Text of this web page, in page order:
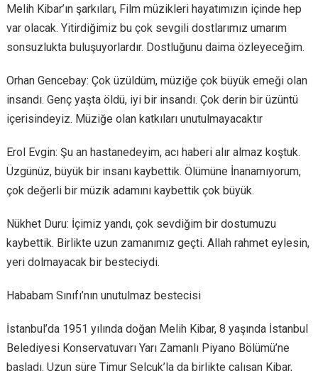
Melih Kibar’ın şarkıları, Film müzikleri hayatımızın içinde hep
var olacak. Yitirdiğimiz bu çok sevgili dostlarımız umarım
sonsuzlukta buluşuyorlardır. Dostluğunu daima özleyeceğim.
Orhan Gencebay: Çok üzüldüm, müziğe çok büyük emeği olan
insandı. Genç yaşta öldü, iyi bir insandı. Çok derin bir üzüntü
içerisindeyiz. Müziğe olan katkıları unutulmayacaktır
Erol Evgin: Şu an hastanedeyim, acı haberi alır almaz koştuk.
Üzgünüz, büyük bir insanı kaybettik. Ölümüne İnanamıyorum,
çok değerli bir müzik adamını kaybettik çok büyük.
Nükhet Duru: İçimiz yandı, çok sevdiğim bir dostumuzu
kaybettik. Birlikte uzun zamanımız geçti. Allah rahmet eylesin,
yeri dolmayacak bir besteciydi.
Hababam Sınıfı’nın unutulmaz bestecisi
İstanbul’da 1951 yılında doğan Melih Kibar, 8 yaşında İstanbul
Belediyesi Konservatuvarı Yarı Zamanlı Piyano Bölümü’ne
başladı. Uzun süre Timur Selçuk’la da birlikte çalışan Kibar,